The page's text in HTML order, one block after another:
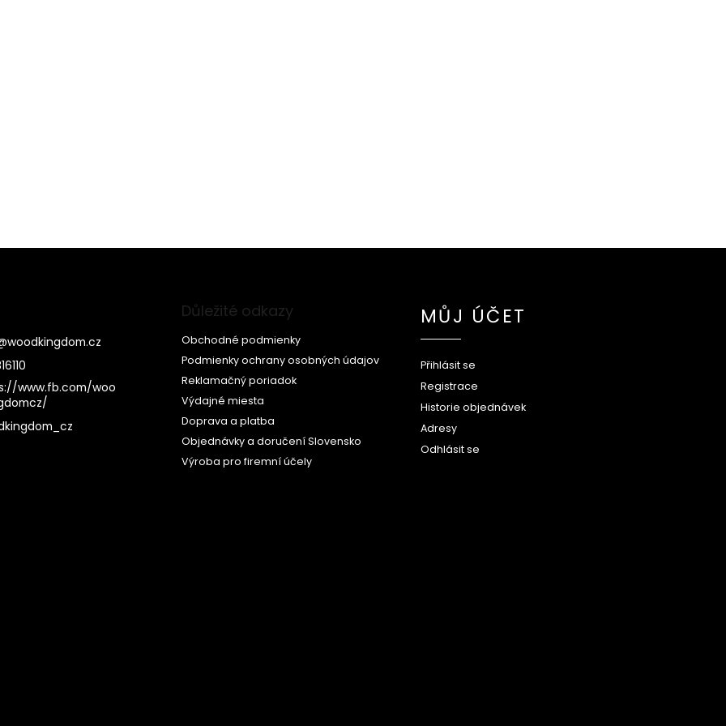
woodkingdom.cz
www.fb.com/woo
Důležité odkazy
Obchodné podmienky
Podmienky ochrany osobných údajov
Reklamačný poriadok
Výdajné miesta
Doprava a platba
Objednávky a doručení Slovensko
Výroba pro firemní účely
MŮJ ÚČET
Přihlásit se
Registrace
Historie objednávek
Adresy
Odhlásit se